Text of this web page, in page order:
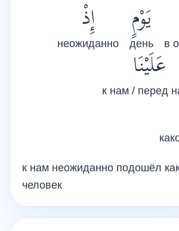
в
يَوْمٍ
день
إِذْ
неожиданно
عَلَيْنَا
к нам / перед
к нам неожиданно подошёл
человек